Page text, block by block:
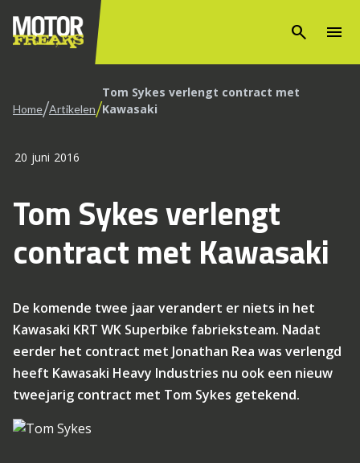
search menu
Home/Artikelen/Tom Sykes verlengt contract met
Kawasaki
20 juni 2016
Tom Sykes verlengt
contract met Kawasaki
De komende twee jaar verandert er niets in het
Kawasaki KRT WK Superbike fabrieksteam. Nadat
eerder het contract met Jonathan Rea was verlengd
heeft Kawasaki Heavy Industries nu ook een nieuw
tweejarig contract met Tom Sykes getekend.